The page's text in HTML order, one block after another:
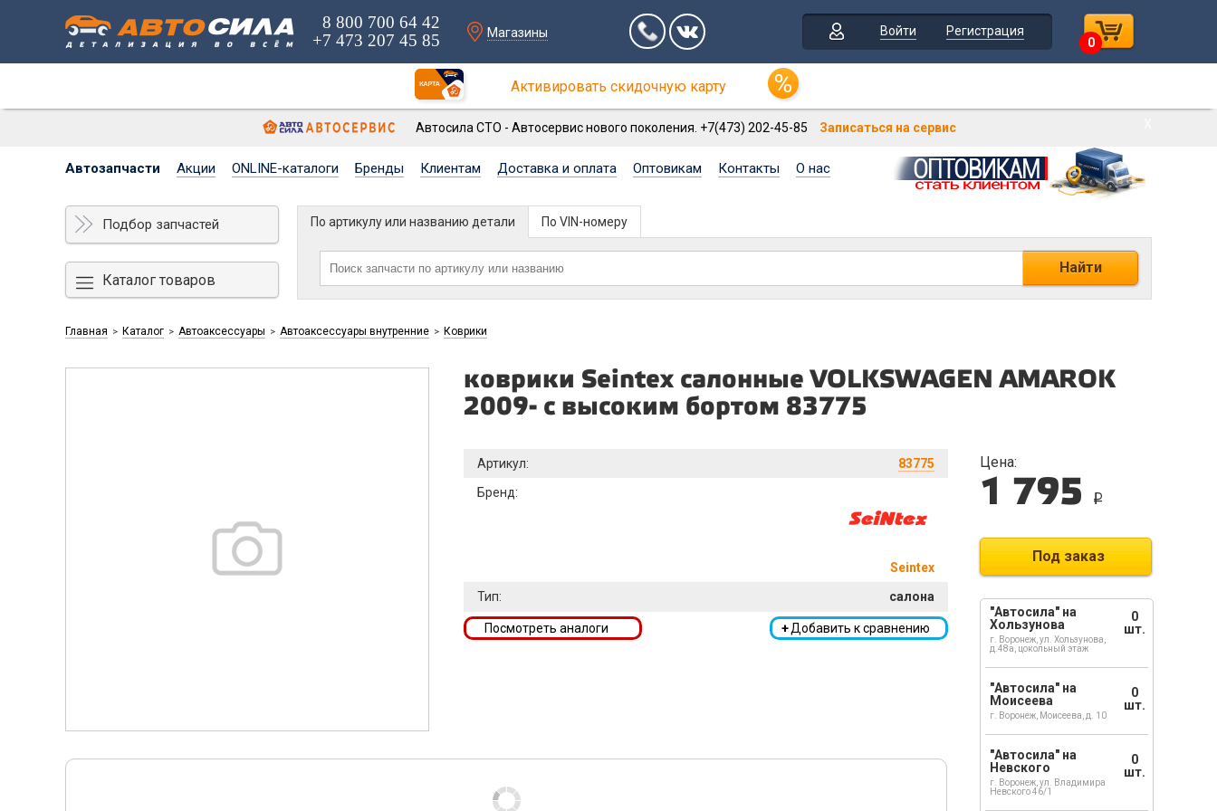
8 800 700 64 42
+7 473 207 45 85
Магазины Войти
Регистрация
0
Активировать скидочную карту
Автосила СТО - Автосервис нового поколения. +7(473) 202-45-85 Записаться на сервис
Автозапчасти Акции ONLINE-каталоги Бренды Клиентам Доставка и оплата Оптовикам Контакты О нас
Подбор запчастей
Каталог товаров
По артикулу или названию детали
Найти
По VIN-номеру
Главная > Каталог > Автоаксессуары > Автоаксессуары внутренние > Коврики
коврики Seintex салонные VOLKSWAGEN AMAROK
2009- с высоким бортом 83775
Артикул:
83775
Бренд:
Seintex
Тип:
салона
+Добавить к сравнению
Посмотреть аналоги
Цена:
1 795 i
Под заказ
"Автосила" на
Хользунова
г. Воронеж, ул. Хользунова,
д.48а, цокольный этаж
0
шт.
"Автосила" на
Моисеева
г. Воронеж, Моисеева, д. 10
0
шт.
"Автосила" на
Невского
г. Воронеж, ул. Владимира
Невского 46/1
0
шт.